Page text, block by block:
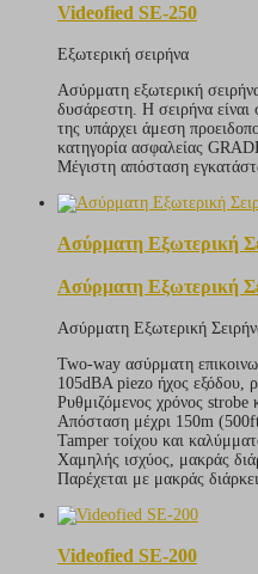
Videofied SE-250
Εξωτερική σειρήνα
Ασύρματη εξωτερική
δυσάρεστη. Η σειρήνα είναι
της υπάρχει άμεση
κατηγορία ασφαλείας
Μέγιστη απόσταση
Ασύρματη Εξωτερική
Ασύρματη Εξωτερική
Ασύρματη Εξωτερική
Two-way ασύρματη
105dBA piezo ήχος εξόδου,
Ρυθμιζόμενος χρόνος strobe
Απόσταση μέχρι 150m
Tamper τοίχου και
Χαμηλής ισχύος, μακράς
Παρέχεται με μακράς
Videofied SE-200